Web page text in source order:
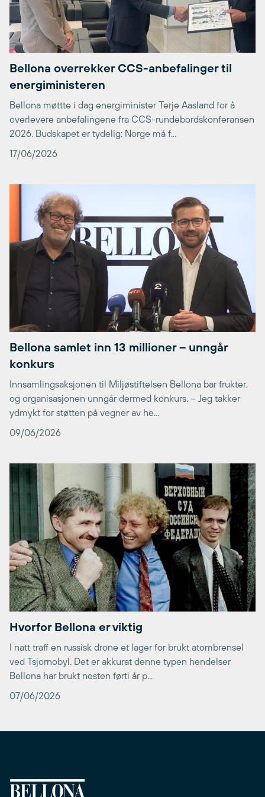
Bellona overrekker CCS-anbefalinger til
energiministeren
Bellona møttte i dag energiminister Terje Aasland for å
overlevere anbefalingene fra CCS-rundebordskonferansen
2026. Budskapet er tydelig: Norge må f...
17/06/2026
Bellona samlet inn 13 millioner – unngår
konkurs
Innsamlingsaksjonen til Miljøstiftelsen Bellona bar frukter,
og organisasjonen unngår dermed konkurs. – Jeg takker
ydmykt for støtten på vegner av he...
09/06/2026
Hvorfor Bellona er viktig
I natt traff en russisk drone et lager for brukt atombrensel
ved Tsjornobyl. Det er akkurat denne typen hendelser
Bellona har brukt nesten førti år p...
07/06/2026